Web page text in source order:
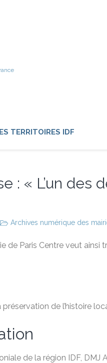
TERRITOIRES IDF
: « L’un des
Archives numérique des
de Paris Centre veut
de l’histoire
de la région IDF,